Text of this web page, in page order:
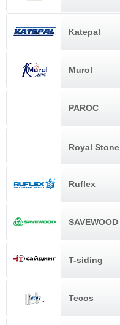
Katepal
Murol
PAROC
Royal Stone
Ruflex
SAVEWOOD
T-siding
Tecos